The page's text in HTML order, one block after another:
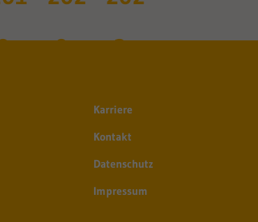
Karriere
Kontakt
Datenschutz
Impressum